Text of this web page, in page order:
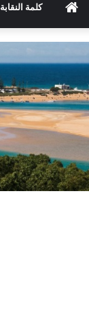
الرئيسيةكلمة النقابة